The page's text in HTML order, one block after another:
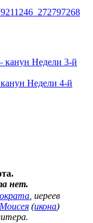
канун Недели 3-й
Недели 4-й
нет.
, иереев
Моисея (икона)